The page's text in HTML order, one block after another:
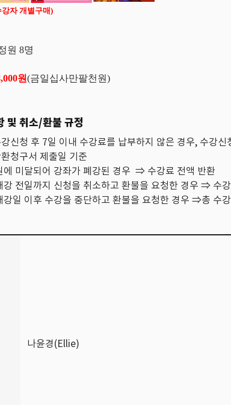
강자 개별구매)
원 8명
원(금일십사만팔천원)
및 취소/환불 규정
신청 후 7일 이내 수강료를 납부하지 않은 경우, 수강신
청구서 제출일 기준
에 미달되어 강좌가 폐강된 경우 ⇒ 수강료 전액 반환
강 전일까지 신청을 취소하고 환불을 요청한 경우 ⇒ 수
강일 이후 수강을 중단하고 환불을 요청한 경우 ⇒총 수
나윤경(Ellie)